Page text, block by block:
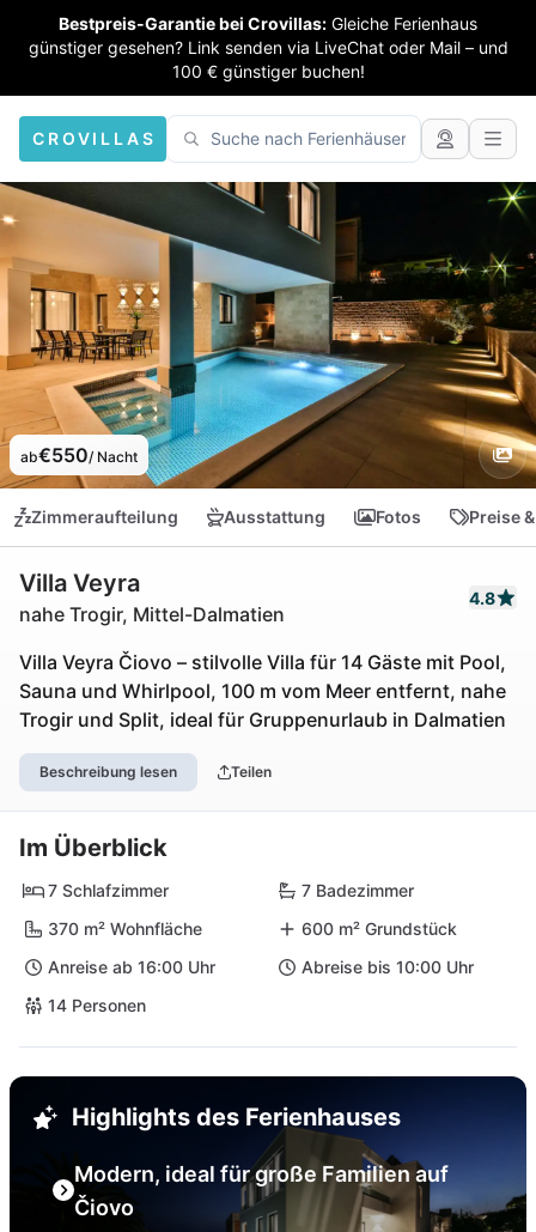
Bestpreis-Garantie bei Crovillas: Gleiche Ferienhaus
günstiger gesehen? Link senden via LiveChat oder Mail – und
100 € günstiger buchen!
CROVILLAS
ab€550/ Nacht
Zimmeraufteilung Ausstattung Fotos Preise
Villa Veyra
nahe Trogir, Mittel-Dalmatien
4.8
Villa Veyra Čiovo – stilvolle Villa für 14 Gäste mit Pool,
Sauna und Whirlpool, 100 m vom Meer entfernt, nahe
Trogir und Split, ideal für Gruppenurlaub in Dalmatien
Beschreibung lesen Teilen
Im Überblick
7 Schlafzimmer
7 Badezimmer
370 m² Wohnfläche
600 m² Grundstück
Anreise ab 16:00 Uhr
Abreise bis 10:00 Uhr
14 Personen
Highlights des Ferienhauses
Modern, ideal für große Familien auf
Čiovo